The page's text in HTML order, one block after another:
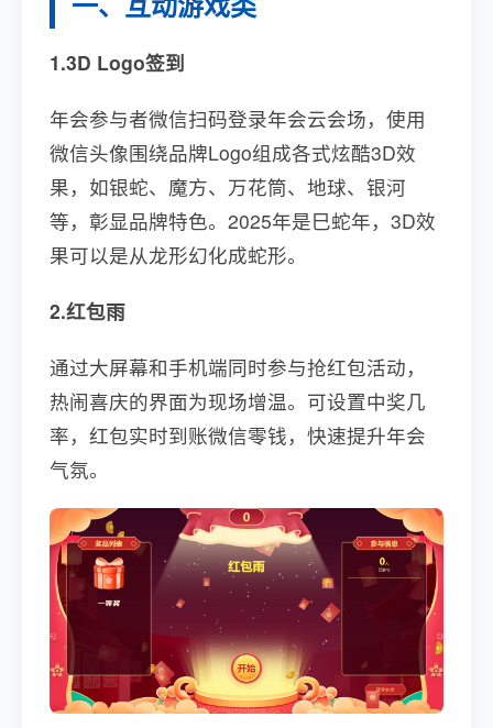
1.3D Logo签到
年会参与者微信扫码登录年会云会场，使用
微信头像围绕品牌Logo组成各式炫酷3D效
果，如银蛇、魔方、万花筒、地球、银河
等，彰显品牌特色。2025年是巳蛇年，3D效
果可以是从龙形幻化成蛇形。
2.红包雨
通过大屏幕和手机端同时参与抢红包活动，
热闹喜庆的界面为现场增温。可设置中奖几
率，红包实时到账微信零钱，快速提升年会
气氛。